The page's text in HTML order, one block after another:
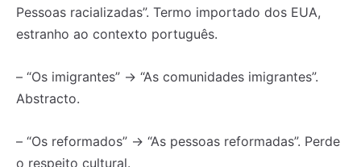
Pessoas racializadas”. Termo importado dos EUA,
estranho ao contexto português.
– “Os imigrantes” → “As comunidades imigrantes”.
Abstracto.
– “Os reformados” → “As pessoas reformadas”. Perde
o respeito cultural.